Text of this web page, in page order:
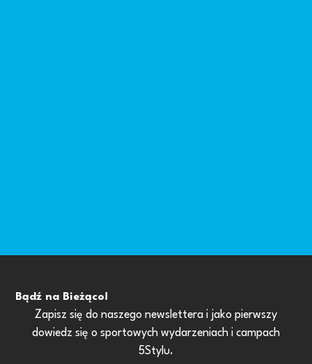
Bądź na Bieżąco!
Zapisz się do naszego newslettera i jako pierwszy
dowiedz się o sportowych wydarzeniach i campach
5Stylu.